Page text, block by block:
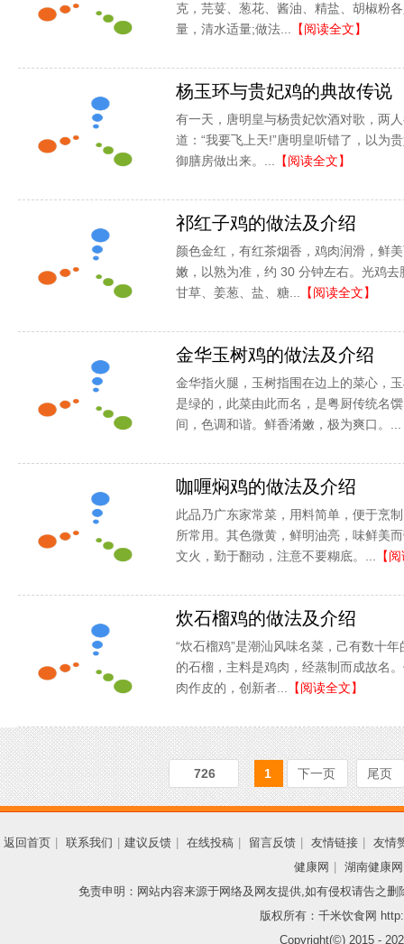
克，芫荽、葱花、酱油、精盐、胡椒粉
量，清水适量;做法...
【阅读全文】
杨玉环与贵妃鸡的典故传说
有一天，唐明皇与杨贵妃饮酒对歌，两
道：“我要飞上天!”唐明皇听错了，以为
御膳房做出来。...
【阅读全文】
祁红子鸡的做法及介绍
颜色金红，有红茶烟香，鸡肉润滑，鲜
嫩，以熟为准，约 30 分钟左右。光鸡
甘草、姜葱、盐、糖...
【阅读全文】
金华玉树鸡的做法及介绍
金华指火腿，玉树指围在边上的菜心，
是绿的，此菜由此而名，是粤厨传统名
间，色调和谐。鲜香淆嫩，极为爽口。...
咖喱焖鸡的做法及介绍
此品乃广东家常菜，用料简单，便于烹
所常用。其色微黄，鲜明油亮，味鲜美
文火，勤于翻动，注意不要糊底。...
【
炊石榴鸡的做法及介绍
“炊石榴鸡”是潮汕风味名菜，己有数十
的石榴，主料是鸡肉，经蒸制而成故名
肉作皮的，创新者...
【阅读全文】
726 1 下一页 尾页
返回首页 联系我们 建议反馈 在线投稿 留言反馈 友情链接
友情
健康网
湖南健康网
免责申明：网站内容来源于网络及网友提供,如有侵权请告之
版权所有：千米饮食网
Copyright(©) 2015 -